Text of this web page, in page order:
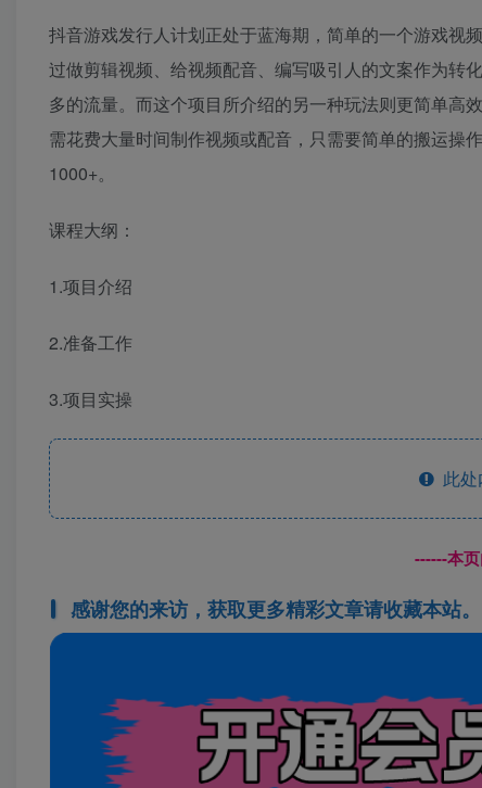
抖音游戏发行人计划正处于蓝海期，简单的一个游戏视
过做剪辑视频、给视频配音、编写吸引人的文案作为转
多的流量。而这个项目所介绍的另一种玩法则更简单高
需花费大量时间制作视频或配音，只需要简单的搬运操
1000+。
课程大纲：
1.项目介绍
2.准备工作
3.项目实操
此
------本
感谢您的来访，获取更多精彩文章请收藏本站。